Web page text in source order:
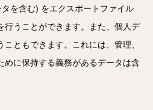
を含む) をエクスポートファイル
行うことができます。また、個人デ
ともできます。これには、管理、
めに保持する義務があるデータは含